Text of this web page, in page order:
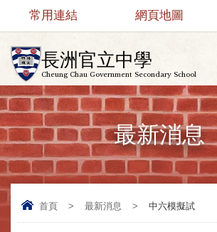
長洲官立中學
Cheung Chau Government Secondary School
常用連結 網頁地圖
最新消息
首頁 > 最新消息 > 中六模擬試